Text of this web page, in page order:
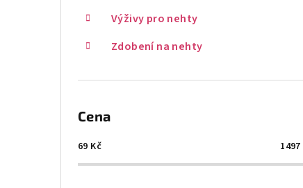
Výživy pro nehty
Zdobení na nehty
Cena
69 Kč 1497